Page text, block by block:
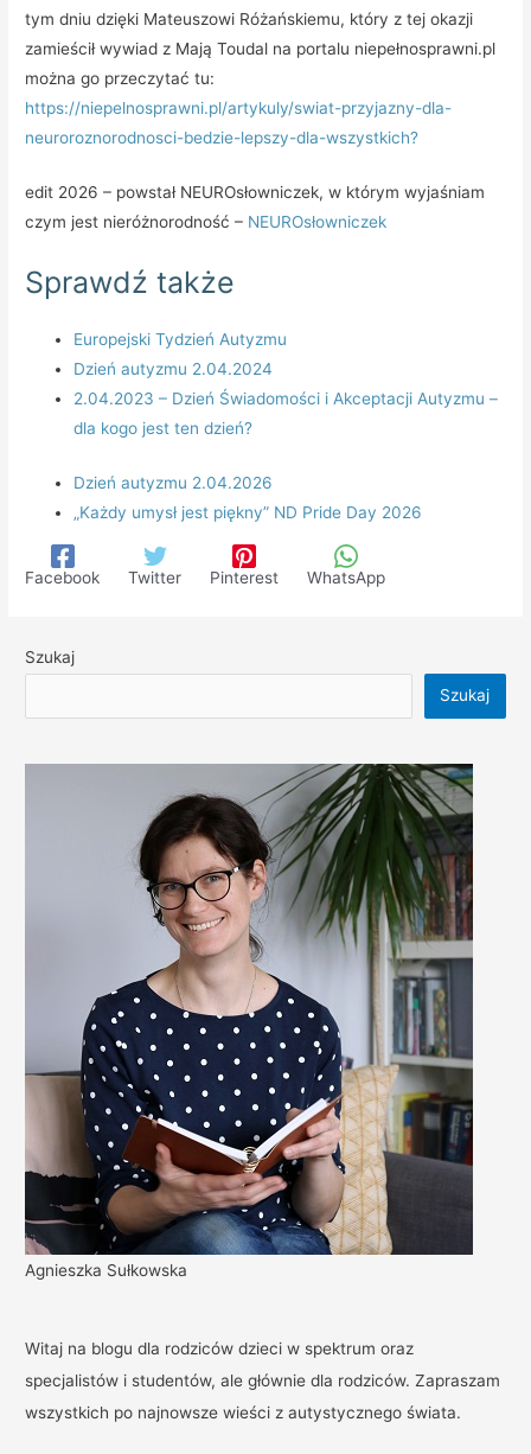
tym dniu dzięki Mateuszowi Różańskiemu, który z tej okazji
zamieścił wywiad z Mają Toudal na portalu niepełnosprawni.pl
można go przeczytać tu:
https://niepelnosprawni.pl/artykuly/swiat-przyjazny-dla-
neuroroznorodnosci-bedzie-lepszy-dla-wszystkich?
edit 2026 – powstał NEUROsłowniczek, w którym wyjaśniam
czym jest nieróżnorodność – NEUROsłowniczek
Sprawdź także
Europejski Tydzień Autyzmu
Dzień autyzmu 2.04.2024
2.04.2023 – Dzień Świadomości i Akceptacji Autyzmu –
dla kogo jest ten dzień?
Dzień autyzmu 2.04.2026
„Każdy umysł jest piękny” ND Pride Day 2026
Facebook Twitter Pinterest WhatsApp
Szukaj
Szukaj
Agnieszka Sułkowska
Witaj na blogu dla rodziców dzieci w spektrum oraz
specjalistów i studentów, ale głównie dla rodziców. Zapraszam
wszystkich po najnowsze wieści z autystycznego świata.